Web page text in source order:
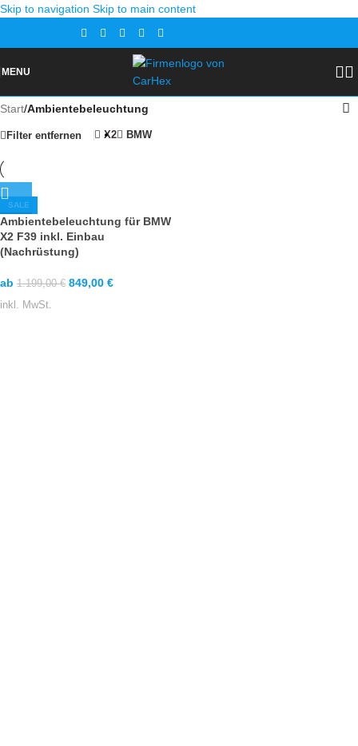
Skip to navigation Skip to main content
MENU
Start/Ambientebeleuchtung
Filter entfernen X2 BMW
SALE
Ambientebeleuchtung für BMW
X2 F39 inkl. Einbau
(Nachrüstung)
ab 1.199,00€ 849,00 €
inkl. MwSt.